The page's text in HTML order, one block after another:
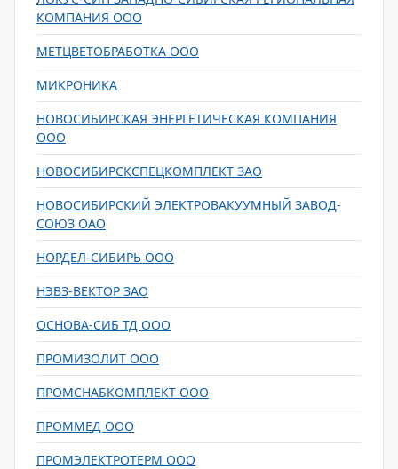
КОМПАНИЯ ООО
МЕТЦВЕТОБРАБОТКА ООО
МИКРОНИКА
НОВОСИБИРСКАЯ ЭНЕРГЕТИЧЕСКАЯ КОМПАНИЯ
ООО
НОВОСИБИРСКСПЕЦКОМПЛЕКТ ЗАО
НОВОСИБИРСКИЙ ЭЛЕКТРОВАКУУМНЫЙ ЗАВОД-
СОЮЗ ОАО
НОРДЕЛ-СИБИРЬ ООО
НЭВЗ-ВЕКТОР ЗАО
ОСНОВА-СИБ ТД ООО
ПРОМИЗОЛИТ ООО
ПРОМСНАБКОМПЛЕКТ ООО
ПРОММЕД ООО
ПРОМЭЛЕКТРОТЕРМ ООО